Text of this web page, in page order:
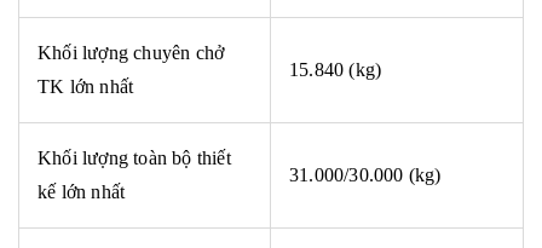
Khối lượng chuyên chở
TK lớn nhất
15.840 (kg)
Khối lượng toàn bộ thiết
kế lớn nhất
31.000/30.000 (kg)